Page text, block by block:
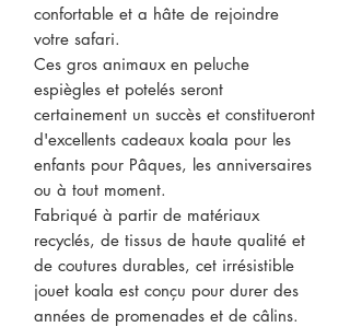
confortable et a hâte de rejoindre
votre safari.
Ces gros animaux en peluche
espiègles et potelés seront
certainement un succès et constitueront
d'excellents cadeaux koala pour les
enfants pour Pâques, les anniversaires
ou à tout moment.
Fabriqué à partir de matériaux
recyclés, de tissus de haute qualité et
de coutures durables, cet irrésistible
jouet koala est conçu pour durer des
années de promenades et de câlins.